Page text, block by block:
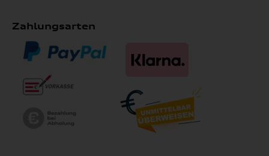
Zahlungsarten